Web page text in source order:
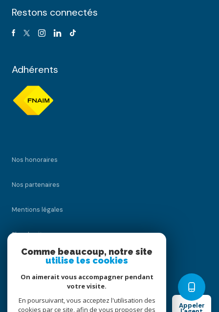
Appeler
Restons connectés
Adhérents
Nos honoraires
Nos partenaires
Mentions légales
Plan du site
Cookies
Comme beaucoup, notre site
utilise les cookies
On aimerait vous accompagner pendant
votre visite.
En poursuivant, vous acceptez l'utilisation des
cookies par ce site, afin de vous proposer des